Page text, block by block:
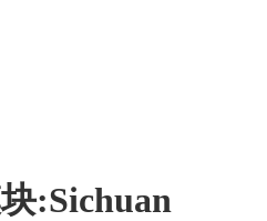
:Sichuan